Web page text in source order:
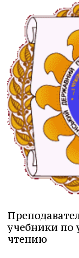
учебники по
чтению